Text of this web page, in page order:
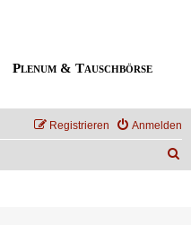
Plenum & Tauschbörse
Anmelden
Registrieren